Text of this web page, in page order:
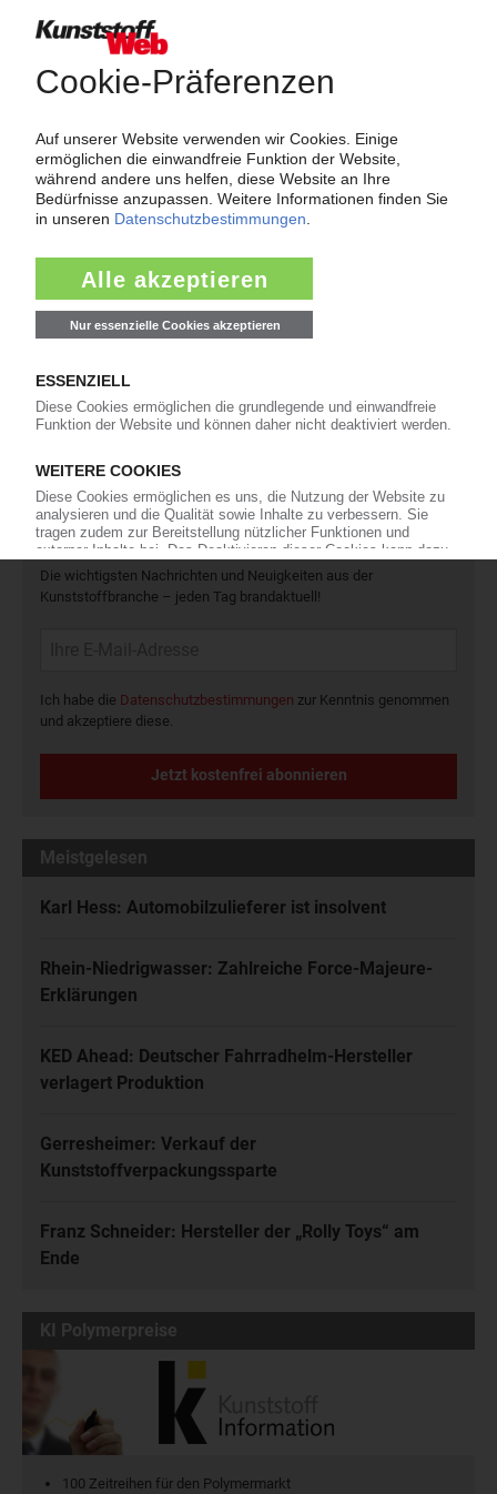
Force Majeure in der Kunststoffindustrie
Fragen und Antworten: Was Kunst­stoff­verarbeiter wissen müssen,
wenn der Lieferant nicht mehr liefert – Informationen zum
Preisentwicklung sowie Tipps für die Praxis.
Jetzt lesen
Newsletter
Die wichtigsten Nachrichten und Neuigkeiten aus der
Kunststoffbranche – jeden Tag brandaktuell!
Ich habe die Datenschutzbestimmungen zur Kenntnis genommen
und akzeptiere diese.
Jetzt kostenfrei abonnieren
Meistgelesen
Karl Hess: Automobilzulieferer ist insolvent
Rhein-Niedrigwasser: Zahlreiche Force-Majeure-
Erklärungen
KED Ahead: Deutscher Fahrradhelm-Hersteller
verlagert Produktion
Gerresheimer: Verkauf der
Kunststoffverpackungssparte
Franz Schneider: Hersteller der „Rolly Toys“ am
Ende
KI Polymerpreise
100 Zeitreihen für den Polymermarkt